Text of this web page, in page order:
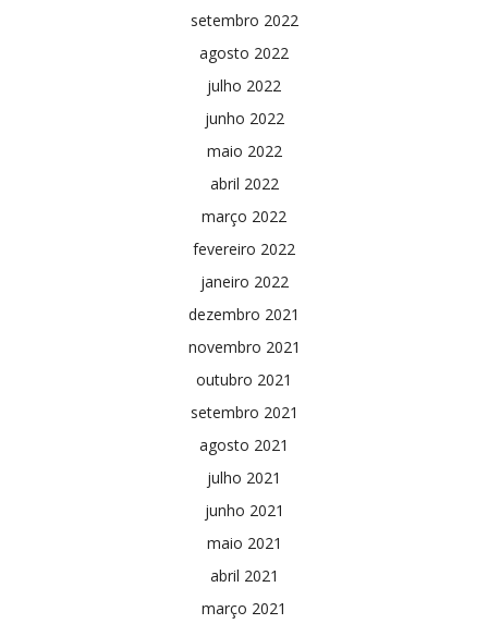
setembro 2022
agosto 2022
julho 2022
junho 2022
maio 2022
abril 2022
março 2022
fevereiro 2022
janeiro 2022
dezembro 2021
novembro 2021
outubro 2021
setembro 2021
agosto 2021
julho 2021
junho 2021
maio 2021
abril 2021
março 2021